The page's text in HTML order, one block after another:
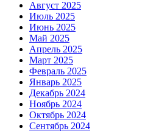
Август 2025
Июль 2025
Июнь 2025
Май 2025
Апрель 2025
Март 2025
Февраль 2025
Январь 2025
Декабрь 2024
Ноябрь 2024
Октябрь 2024
Сентябрь 2024